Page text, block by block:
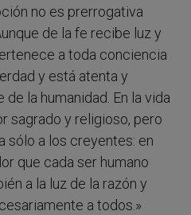
no es prerrogativa
de la fe recibe luz y
a toda conciencia
y está atenta y
la humanidad. En la vida
sagrado y religioso, pero
sólo a los creyentes: en
que cada ser humano
a la luz de la razón y
a todos.»